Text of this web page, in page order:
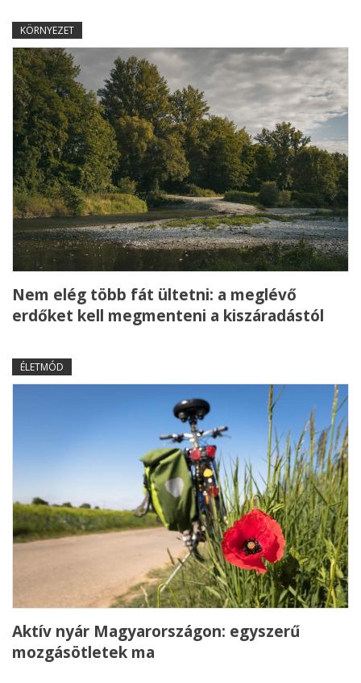
KÖRNYEZET
Nem elég több fát ültetni: a meglévő
erdőket kell megmenteni a kiszáradástól
ÉLETMÓD
Aktív nyár Magyarországon: egyszerű
mozgásötletek ma